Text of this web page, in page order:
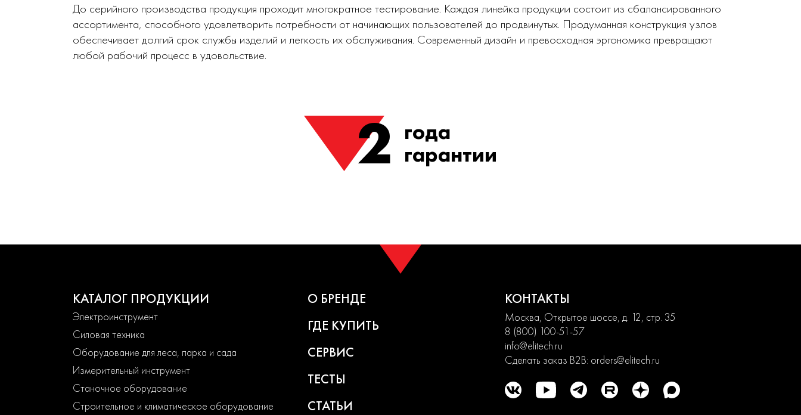
До серийного производства продукция проходит многократное тестирование. Каждая линейка продукции состоит из сбалансированного
ассортимента, способного удовлетворить потребности от начинающих пользователей до продвинутых. Продуманная конструкция узлов
обеспечивает долгий срок службы изделий и легкость их обслуживания. Современный дизайн и превосходная эргономика превращают
любой рабочий процесс в удовольствие.
2 года
гарантии
КАТАЛОГ ПРОДУКЦИИ
Электроинструмент
Силовая техника
Оборудование для леса, парка и сада
Измерительный инструмент
Станочное оборудование
Строительное и климатическое оборудование
О БРЕНДЕ
ГДЕ КУПИТЬ
СЕРВИС
ТЕСТЫ
СТАТЬИ
КОНТАКТЫ
Москва, Открытое шоссе, д. 12, стр. 35
8 (800) 100-51-57
info@elitech.ru
Сделать заказ B2B: orders@elitech.ru